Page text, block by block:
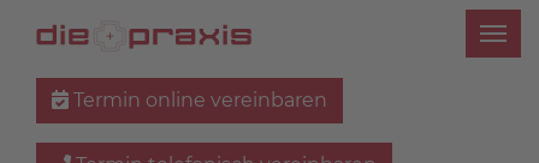
Termin online vereinbaren